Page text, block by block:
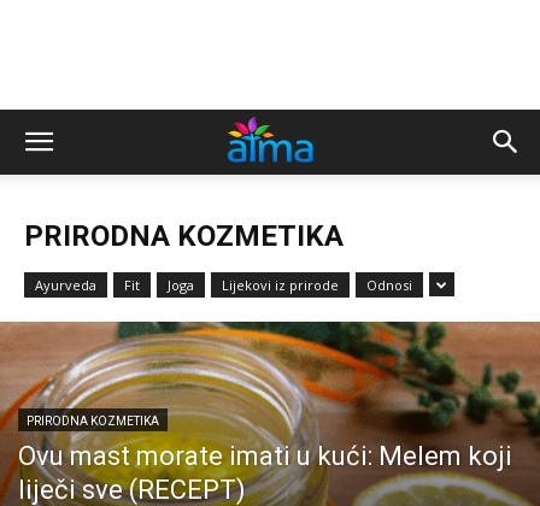
PRIRODNA KOZMETIKA
Ayurveda Fit Joga Lijekovi iz prirode Odnosi
PRIRODNA KOZMETIKA
Ovu mast morate imati u kući: Melem koji
liječi sve (RECEPT)